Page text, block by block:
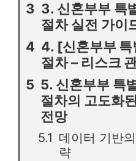
3. 신혼부부 특
절차 실전 가이
4. [신혼부부 특
절차 – 리스크
5. 신혼부부 특
절차의 고도화
전망
데이터 기반
략